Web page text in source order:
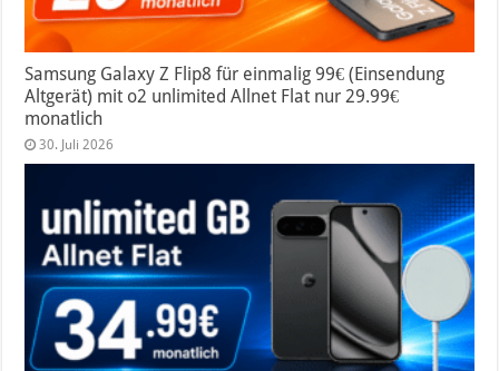
Samsung Galaxy Z Flip8 für einmalig 99€ (Einsendung
Altgerät) mit o2 unlimited Allnet Flat nur 29.99€
monatlich
30. Juli 2026